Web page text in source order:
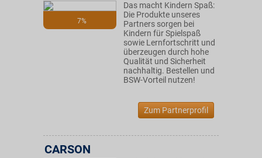
7%
Das macht Kindern Spaß:
Die Produkte unseres
Partners sorgen bei
Kindern für Spielspaß
sowie Lernfortschritt und
überzeugen durch hohe
Qualität und Sicherheit
nachhaltig. Bestellen und
BSW-Vorteil nutzen!
Zum Partnerprofil
CARSON